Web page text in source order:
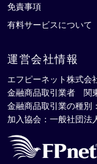
免責事項
有料サービスについて
運営会社情報
エフピーネット株式会
金融商品取引業者 関
金融商品取引業の種別
加入協会：一般社団法